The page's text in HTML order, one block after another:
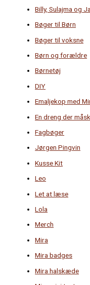
Billy, Sulajma og
Bøger til Børn
Bøger til voksne
Børn og forældre
Børnetøj
DIY
Emaljekop med
En dreng der
Fagbøger
Jørgen Pingvin
Kusse Kit
Leo
Let at læse
Lola
Merch
Mira
Mira badges
Mira halskæde